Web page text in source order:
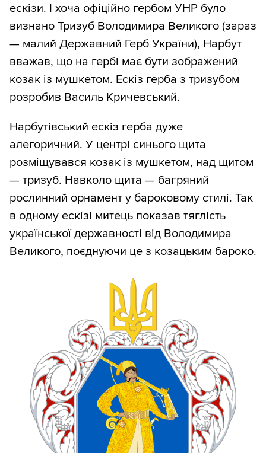
ескізи. І хоча офіційно гербом УНР було
визнано Тризуб Володимира Великого (зараз
— малий Державний Герб України), Нарбут
вважав, що на гербі має бути зображений
козак із мушкетом. Ескіз герба з тризубом
розробив Василь Кричевський.
Нарбутівський ескіз герба дуже
алегоричний. У центрі синього щита
розміщувався козак із мушкетом, над щитом
— тризуб. Навколо щита — багряний
рослинний орнамент у бароковому стилі. Так
в одному ескізі митець показав тяглість
української державності від Володимира
Великого, поєднуючи це з козацьким бароко.